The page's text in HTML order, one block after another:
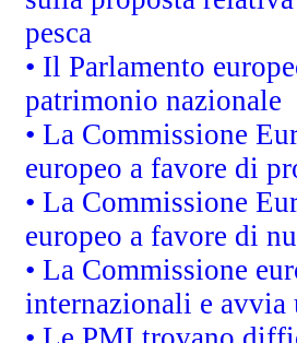
pesca
• Il Parlamento
patrimonio nazionale
• La Commissione
europeo a favore di
• La Commissione
europeo a favore di
• La Commissione
internazionali e avvia